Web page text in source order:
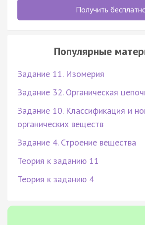
Получить
Популярные
Задание 11. Изомерия
Задание 32. Органическая
Задание 10. Классификация и
органических веществ
Задание 4. Строение вещества
Теория к заданию 11
Теория к заданию 4